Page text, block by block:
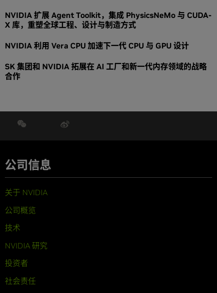
NVIDIA 扩展 Agent Toolkit，集成 PhysicsNeMo 与 CUDA-
X 库，重塑全球工程、设计与制造方式
NVIDIA 利用 Vera CPU 加速下一代 CPU 与 GPU 设计
SK 集团和 NVIDIA 拓展在 AI 工厂和新一代内存领域的战略
合作
公司信息
关于 NVIDIA
公司概览
技术
NVIDIA 研究
投资者
社会责任